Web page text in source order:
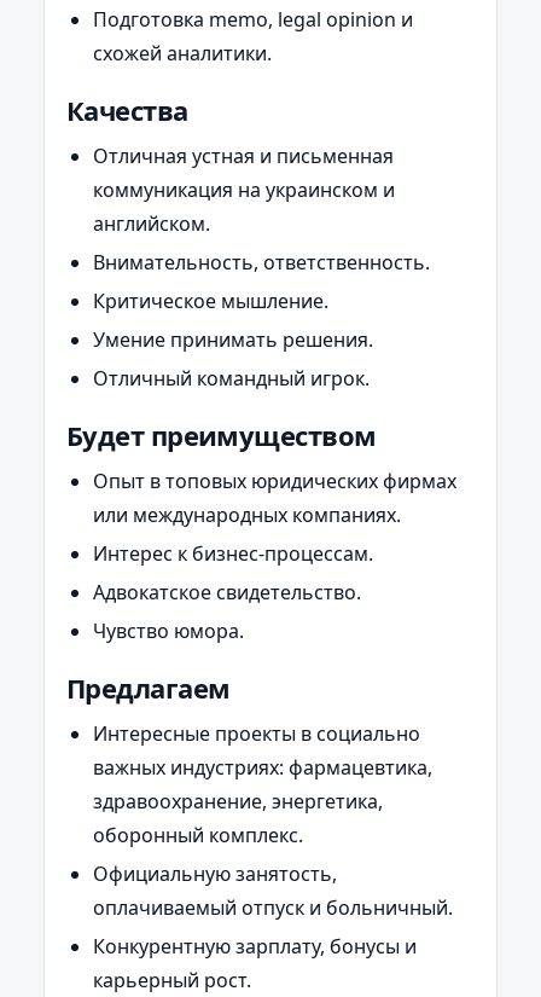
Подготовка memo, legal opinion и
схожей аналитики.
Качества
Отличная устная и письменная
коммуникация на украинском и
английском.
Внимательность, ответственность.
Критическое мышление.
Умение принимать решения.
Отличный командный игрок.
Будет преимуществом
Опыт в топовых юридических фирмах
или международных компаниях.
Интерес к бизнес-процессам.
Адвокатское свидетельство.
Чувство юмора.
Предлагаем
Интересные проекты в социально
важных индустриях: фармацевтика,
здравоохранение, энергетика,
оборонный комплекс.
Официальную занятость,
оплачиваемый отпуск и больничный.
Конкурентную зарплату, бонусы и
карьерный рост.